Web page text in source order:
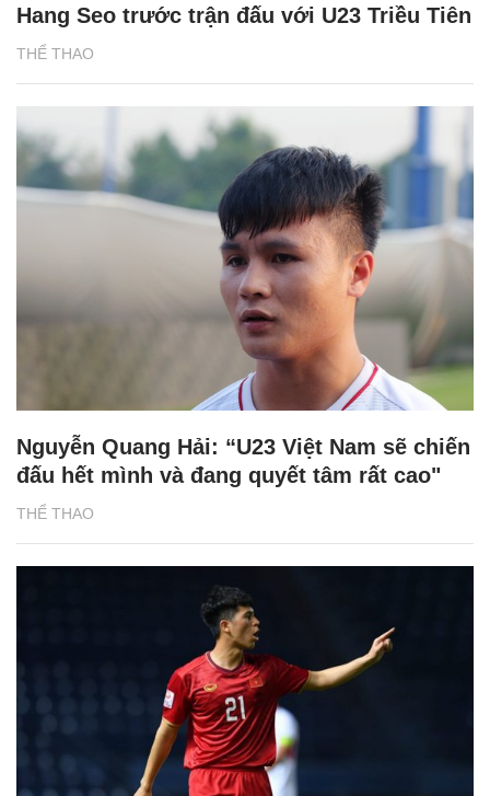
THỂ THAO
Hang Seo trước trận đấu với U23 Triều Tiên
THỂ THAO
Nguyễn Quang Hải: “U23 Việt Nam sẽ chiến
đấu hết mình và đang quyết tâm rất cao"